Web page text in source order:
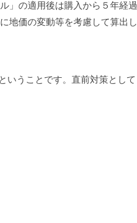
」の適用後は購入から５年経過
地価の変動等を考慮して算出し
いうことです。直前対策として